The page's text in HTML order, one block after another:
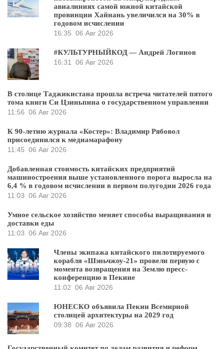
авиалиниях самой южной китайской
провинции Хайнань увеличился на 30% в
годовом исчислении
16:35 06 Авг 2026
#КУЛЬТУРНЫЙКОД — Андрей Логинов
16:31
06 Авг 2026
В столице Таджикистана прошла встреча читателей пятого
тома книги Си Цзиньпина о государственном управлении
11:56 06 Авг 2026
К 90-летию журнала «Костер»: Владимир Рябовол
присоединился к медиамарафону
11:45 06 Авг 2026
Добавленная стоимость китайских предприятий
машиностроения выше установленного порога выросла на
6,4 % в годовом исчислении в первом полугодии 2026 года
11:03 06 Авг 2026
Умное сельское хозяйство меняет способы выращивания и
доставки еды
11:03 06 Авг 2026
Члены экипажа китайского пилотируемого
корабля «Шэньчжоу-21» провели первую с
момента возвращения на Землю пресс-
конференцию в Пекине
11:02 06 Авг 2026
ЮНЕСКО объявила Пекин Всемирной
столицей архитектуры на 2029 год
09:38 06 Авг 2026